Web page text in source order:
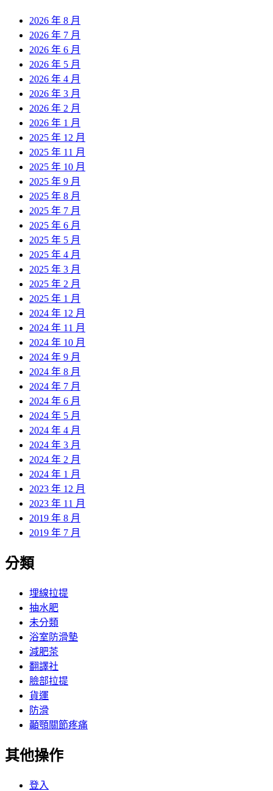
2026 年 8 月
2026 年 7 月
2026 年 6 月
2026 年 5 月
2026 年 4 月
2026 年 3 月
2026 年 2 月
2026 年 1 月
2025 年 12 月
2025 年 11 月
2025 年 10 月
2025 年 9 月
2025 年 8 月
2025 年 7 月
2025 年 6 月
2025 年 5 月
2025 年 4 月
2025 年 3 月
2025 年 2 月
2025 年 1 月
2024 年 12 月
2024 年 11 月
2024 年 10 月
2024 年 9 月
2024 年 8 月
2024 年 7 月
2024 年 6 月
2024 年 5 月
2024 年 4 月
2024 年 3 月
2024 年 2 月
2024 年 1 月
2023 年 12 月
2023 年 11 月
2019 年 8 月
2019 年 7 月
分類
埋線拉提
抽水肥
未分類
浴室防滑墊
減肥茶
翻譯社
臉部拉提
貨運
防滑
顳顎關節疼痛
其他操作
登入